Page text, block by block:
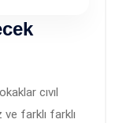
cıvıl
ve farklı farklı